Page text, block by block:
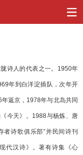
人的代表之一。1950年
年到白洋淀插队，次年开
返京，1978年与北岛共同
今天》。1988与杨炼、唐
者诗歌俱乐部”并民间诗刊
代汉诗》。著有诗集《心